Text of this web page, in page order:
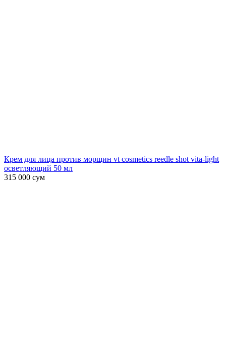
Крем для лица против морщин vt cosmetics reedle shot vita-light
осветляющий 50 мл
315 000 сум